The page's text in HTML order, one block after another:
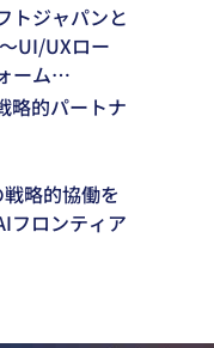
トジャパンと
UI/UXロー
ーム
援体制を強化
略的パートナ
略的協働を
フロンティア